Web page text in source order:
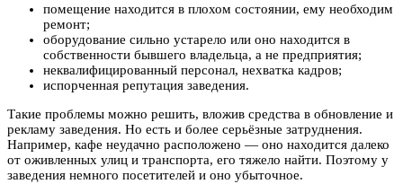
помещение находится в плохом состоянии, ему необходим
ремонт;
оборудование сильно устарело или оно находится в
собственности бывшего владельца, а не предприятия;
неквалифицированный персонал, нехватка кадров;
испорченная репутация заведения.
Такие проблемы можно решить, вложив средства в обновление и
рекламу заведения. Но есть и более серьёзные затруднения.
Например, кафе неудачно расположено — оно находится далеко
от оживленных улиц и транспорта, его тяжело найти. Поэтому у
заведения немного посетителей и оно убыточное.